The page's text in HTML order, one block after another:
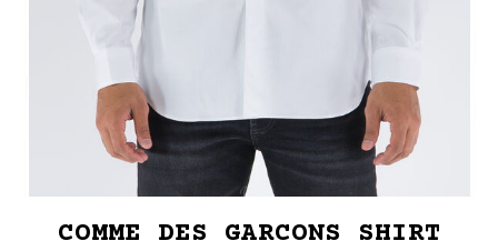
COMME DES GARCONS SHIRT